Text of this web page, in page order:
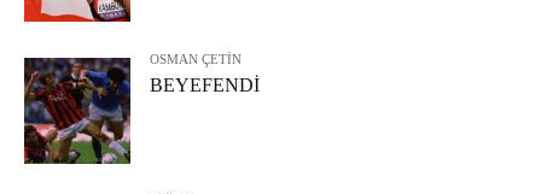
OSMAN ÇETİN
BEYEFENDİ